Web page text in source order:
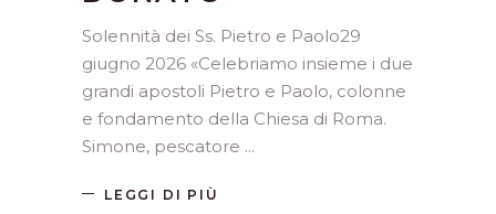
Solennità dei Ss. Pietro e Paolo29
giugno 2026 «Celebriamo insieme i due
grandi apostoli Pietro e Paolo, colonne
e fondamento della Chiesa di Roma.
Simone, pescatore
LEGGI DI PIÙ